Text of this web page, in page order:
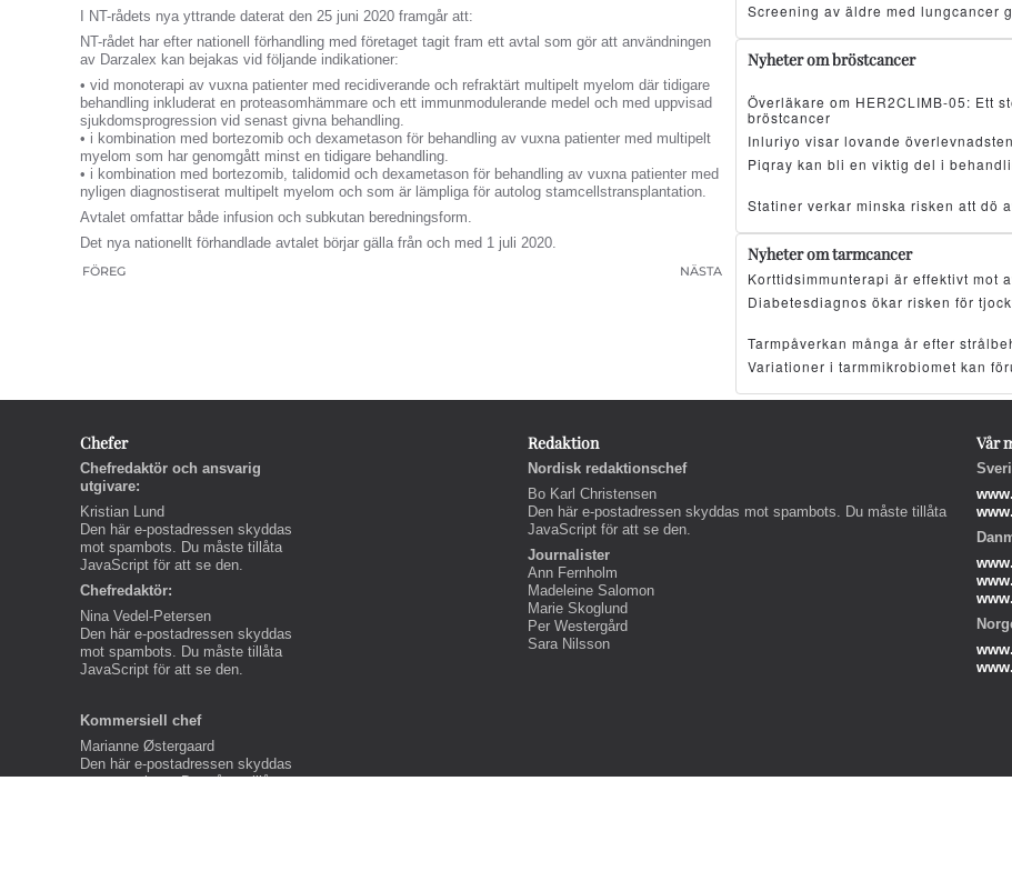
I NT-rådets nya yttrande daterat den 25 juni 2020 framgår att:
NT-rådet har efter nationell förhandling med företaget tagit fram ett avtal som gör att användningen
av Darzalex kan bejakas vid följande indikationer:
• vid monoterapi av vuxna patienter med recidiverande och refraktärt multipelt myelom där tidigare
behandling inkluderat en proteasomhämmare och ett immunmodulerande medel och med uppvisad
sjukdomsprogression vid senast givna behandling.
• i kombination med bortezomib och dexametason för behandling av vuxna patienter med multipelt
myelom som har genomgått minst en tidigare behandling.
• i kombination med bortezomib, talidomid och dexametason för behandling av vuxna patienter med
nyligen diagnostiserat multipelt myelom och som är lämpliga för autolog stamcellstransplantation.
Avtalet omfattar både infusion och subkutan beredningsform.
Det nya nationellt förhandlade avtalet börjar gälla från och med 1 juli 2020.
FÖREG NÄSTA
Screening av äldre med lungcancer
Nyheter om bröstcancer
Överläkare om HER2CLIMB-05: Ett
bröstcancer
Inluriyo visar lovande
Piqray kan bli en viktig del i
Statiner verkar minska risken att dö
Nyheter om tarmcancer
Korttidsimmunterapi är effektivt mot
Diabetesdiagnos ökar risken för
Tarmpåverkan många år efter
Variationer i tarmmikrobiomet kan
Chefer
Chefredaktör och ansvarig
utgivare:
Kristian Lund
Den här e-postadressen skyddas
mot spambots. Du måste tillåta
JavaScript för att se den.
Chefredaktör:
Nina Vedel-Petersen
Den här e-postadressen skyddas
mot spambots. Du måste tillåta
JavaScript för att se den.
Kommersiell chef
Marianne Østergaard
Den här e-postadressen skyddas
mot spambots. Du måste tillåta
Redaktion
Nordisk redaktionschef
Bo Karl Christensen
Den här e-postadressen skyddas mot spambots. Du måste tillåta
JavaScript för att se den.
Journalister
Ann Fernholm
Madeleine Salomon
Marie Skoglund
Per Westergård
Sara Nilsson
Vår